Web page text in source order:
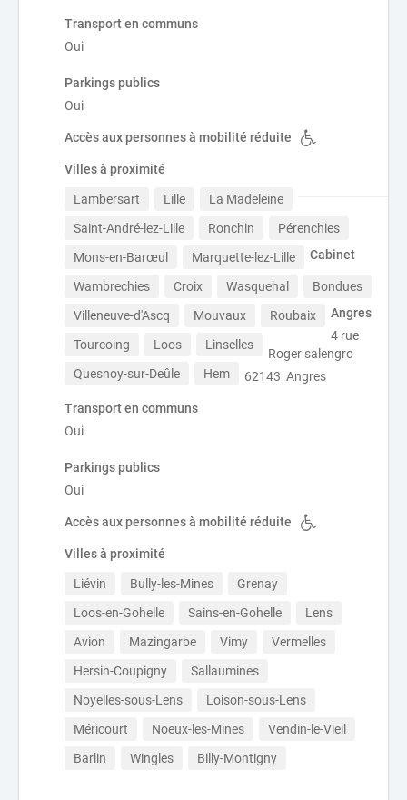
Transport en communs
Oui
Parkings publics
Oui
Accès aux personnes à mobilité réduite
Villes à proximité
Lambersart Lille
La Madeleine
Saint-André-lez-Lille
Ronchin
Pérenchies
Mons-en-Barœul
Marquette-lez-Lille
Wambrechies
Croix Wasquehal
Bondues
Villeneuve-d'Ascq
Mouvaux
Roubaix
Tourcoing
Loos
Linselles
Quesnoy-sur-Deûle
Hem
Cabinet
Angres
4 rue
Roger salengro
62143 Angres
Transport en communs
Oui
Parkings publics
Oui
Accès aux personnes à mobilité réduite
Villes à proximité
Liévin Bully-les-Mines
Grenay
Loos-en-Gohelle
Sains-en-Gohelle
Lens
Avion
Mazingarbe Vimy
Vermelles
Hersin-Coupigny
Sallaumines
Noyelles-sous-Lens
Loison-sous-Lens
Méricourt
Noeux-les-Mines
Vendin-le-Vieil
Barlin
Wingles Billy-Montigny